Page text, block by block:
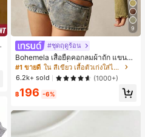
9
#ชุดฤดูร้อน
Bohemela เสื้อยืดคอกลมผ้าถัก แขนยา
ว สีเรียบ ใช้งานทั่วไป สำหรับผู้หญิง
#1 ขายดี
ใน สีเขียว เสื้อตัวเก่งใส่ได้ทุกวัน
6.2k+ sold
(1000+)
฿196 -6%